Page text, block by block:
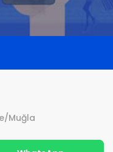
Muğla